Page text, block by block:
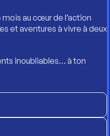
au cœur de l’action
et aventures à vivre à deux
inoubliables… à ton